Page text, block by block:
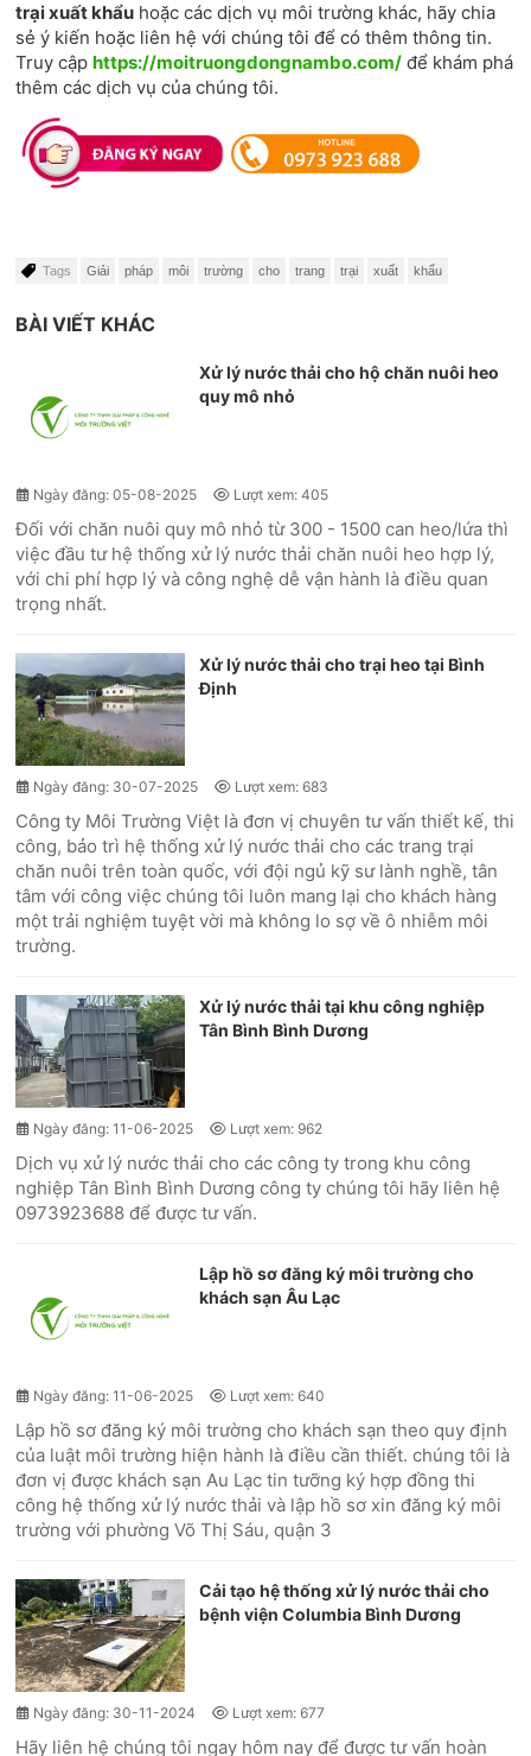
trại xuất khẩu hoặc các dịch vụ môi trường khác, hãy chia
sẻ ý kiến hoặc liên hệ với chúng tôi để có thêm thông tin.
Truy cậphttps://moitruongdongnambo.com/ để khám phá
thêm các dịch vụ của chúng tôi.
Tags Giải pháp môi trường cho trang trại xuất khẩu
BÀI VIẾT KHÁC
Xử lý nước thải cho hộ chăn nuôi heo
quy mô nhỏ
Ngày đăng: 05-08-2025 Lượt xem: 405
Đối với chăn nuôi quy mô nhỏ từ 300 - 1500 can heo/lứa thì
việc đầu tư hệ thống xử lý nước thải chăn nuôi heo hợp lý,
với chi phí hợp lý và công nghệ dễ vận hành là điều quan
trọng nhất.
Xử lý nước thải cho trại heo tại Bình
Định
Ngày đăng: 30-07-2025 Lượt xem: 683
Công ty Môi Trường Việt là đơn vị chuyên tư vấn thiết kế, thi
công, bảo trì hệ thống xử lý nước thải cho các trang trại
chăn nuôi trên toàn quốc, với đội ngủ kỹ sư lành nghề, tân
tâm với công việc chúng tôi luôn mang lại cho khách hàng
một trải nghiệm tuyệt vời mà không lo sợ về ô nhiễm môi
trường.
Xử lý nước thải tại khu công nghiệp
Tân Bình Bình Dương
Ngày đăng: 11-06-2025 Lượt xem: 962
Dịch vụ xử lý nước thải cho các công ty trong khu công
nghiệp Tân Bình Bình Dương công ty chúng tôi hãy liên hệ
0973923688 để được tư vấn.
Lập hồ sơ đăng ký môi trường cho
khách sạn Âu Lạc
Ngày đăng: 11-06-2025 Lượt xem: 640
Lập hồ sơ đăng ký môi trường cho khách sạn theo quy định
của luật môi trường hiện hành là điều cần thiết. chúng tôi là
đơn vị được khách sạn Au Lạc tin tưỡng ký hợp đồng thi
công hệ thống xử lý nước thải và lập hồ sơ xin đăng ký môi
trường với phường Võ Thị Sáu, quận 3
Cải tạo hệ thống xử lý nước thải cho
bệnh viện Columbia Bình Dương
Ngày đăng: 30-11-2024 Lượt xem: 677
Hãy liên hệ chúng tôi ngay hôm nay để được tư vấn hoàn